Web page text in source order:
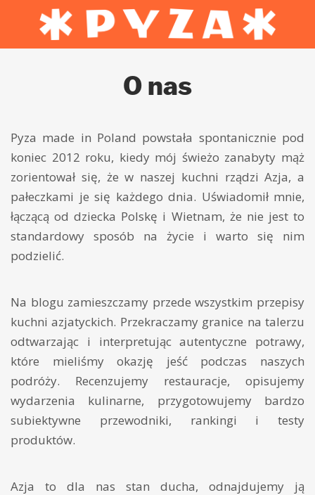
O nas
Pyza made in Poland powstała spontanicznie pod
koniec 2012 roku, kiedy mój świeżo zanabyty mąż
zorientował się, że w naszej kuchni rządzi Azja, a
pałeczkami je się każdego dnia. Uświadomił mnie,
łączącą od dziecka Polskę i Wietnam, że nie jest to
standardowy sposób na życie i warto się nim
podzielić.
Na blogu zamieszczamy przede wszystkim przepisy
kuchni azjatyckich. Przekraczamy granice na talerzu
odtwarzając i interpretując autentyczne potrawy,
które mieliśmy okazję jeść podczas naszych
podróży. Recenzujemy restauracje, opisujemy
wydarzenia kulinarne, przygotowujemy bardzo
subiektywne przewodniki, rankingi i testy
produktów.
Azja to dla nas stan ducha, odnajdujemy ją